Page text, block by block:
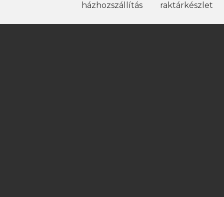
házhozszállítás
raktárkészlet